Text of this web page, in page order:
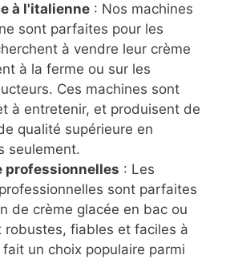
à l'italienne : Nos machines
sont parfaites pour les
à vendre leur crème
à la ferme ou sur les
Ces machines sont
à entretenir, et produisent de
qualité supérieure en
seulement.
professionnelles : Les
sont parfaites
de crème glacée en bac ou
robustes, fiables et faciles à
un choix populaire parmi